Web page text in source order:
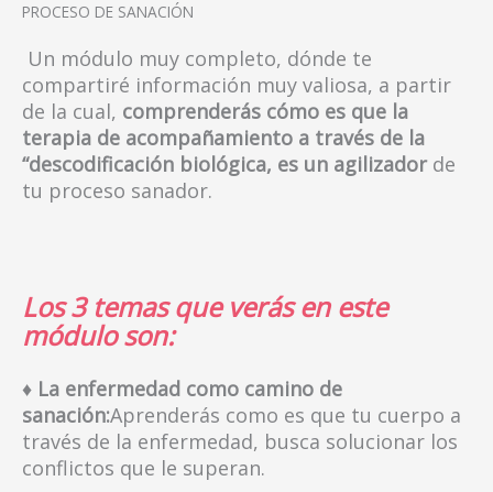
PROCESO DE SANACIÓN
Un módulo muy completo, dónde te
compartiré información muy valiosa, a partir
de la cual, comprenderás cómo es que la
terapia de acompañamiento a través de la
“descodificación biológica, es un agilizadorde
tu proceso sanador.
Los 3 temas que verás en este
módulo son:
♦ La enfermedad como camino de
sanación:Aprenderás como es que tu cuerpo a
través de la enfermedad, busca solucionar los
conflictos que le superan.